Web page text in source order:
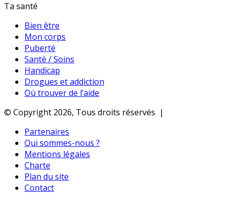
Ta santé
Bien être
Mon corps
Puberté
Santé / Soins
Handicap
Drogues et addiction
Où trouver de l’aide
© Copyright 2026, Tous droits réservés |
Partenaires
Qui sommes-nous ?
Mentions légales
Charte
Plan du site
Contact